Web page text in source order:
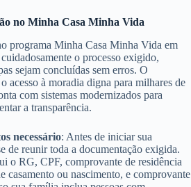
no Minha Casa Minha Vida
programa Minha Casa Minha Vida em
o processo exigido,
sejam concluídas sem erros. O
acesso à moradia digna para milhares de
com sistemas modernizados para
a transparência.
necessário: Antes de iniciar sua
de reunir toda a documentação exigida.
o RG, CPF, comprovante de residência
casamento ou nascimento, e comprovante